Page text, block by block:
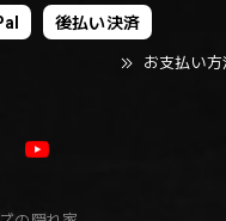
後払い決済
お支払い